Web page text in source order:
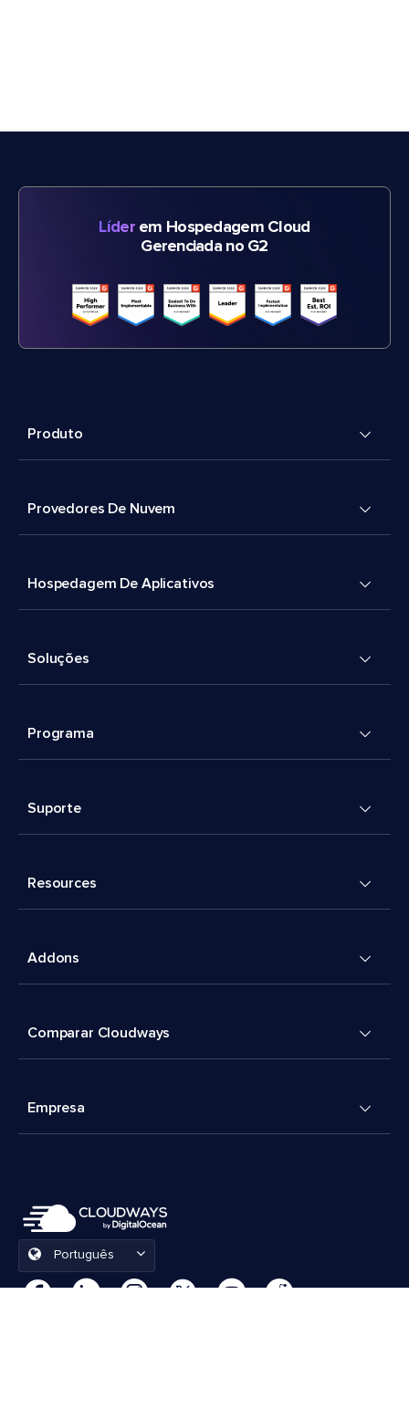
Líderem Hospedagem Cloud
Gerenciada no G2
Produto
Provedores De Nuvem
Hospedagem De Aplicativos
Soluções
Programa
Suporte
Resources
Addons
Comparar Cloudways
Empresa
Português